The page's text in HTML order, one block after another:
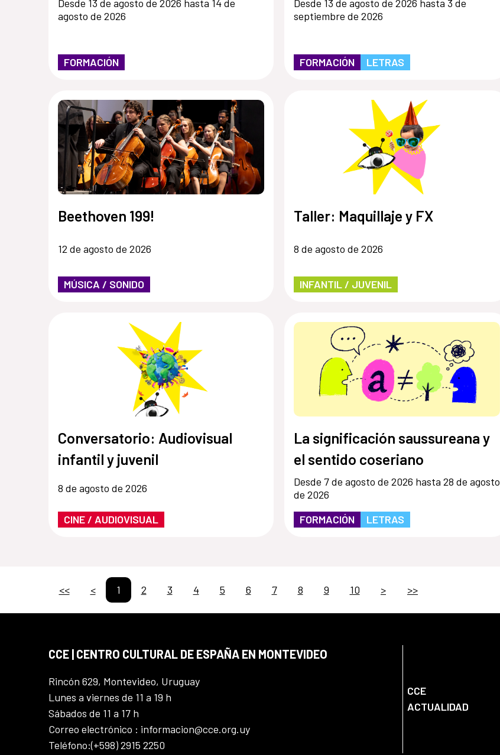
Desde 13 de agosto de 2026 hasta 14 de
agosto de 2026
FORMACIÓN
Desde 13 de agosto de 2026 hasta 3 de
septiembre de 2026
FORMACIÓN LETRAS
Beethoven 199!
12 de agosto de 2026
MÚSICA / SONIDO
Taller: Maquillaje y FX
8 de agosto de 2026
INFANTIL / JUVENIL
Conversatorio: Audiovisual
infantil y juvenil
8 de agosto de 2026
CINE / AUDIOVISUAL
La significación saussureana y
el sentido coseriano
Desde 7 de agosto de 2026 hasta 28 de agosto
de 2026
FORMACIÓN
LETRAS
<< < 1 2 3 4 5 6 7 8 9 10 > >>
CCE | CENTRO CULTURAL DE ESPAÑA EN MONTEVIDEO
Rincón 629, Montevideo, Uruguay
Lunes a viernes de 11 a 19 h
Sábados de 11 a 17 h
Correo electrónico : informacion@cce.org.uy
Teléfono:(+598) 2915 2250
CCE
ACTUALIDAD